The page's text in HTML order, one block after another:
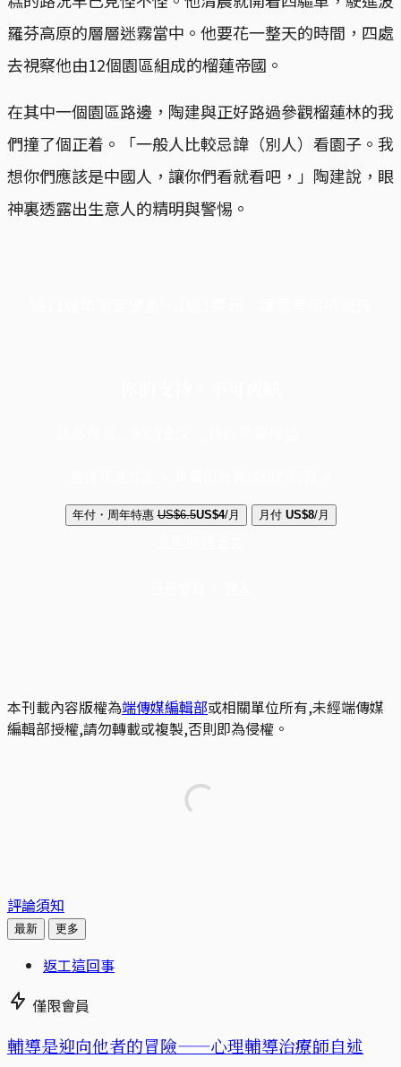
羅芬高原的層層迷霧當中。他要花一整天的時間，四處
去視察他由12個園區組成的榴蓮帝國。
在其中一個園區路邊，陶建與正好路過參觀榴蓮林的我
們撞了個正着。「一般人比較忌諱（別人）看園子。我
想你們應該是中國人，讓你們看就看吧，」陶建說，眼
神裏透露出生意人的精明與警惕。
年付・周年特惠 US$6.5US$4/月 月付 US$8/月
本刊載內容版權為端傳媒編輯部或相關單位所有,未經端傳媒
編輯部授權,請勿轉載或複製,否則即為侵權。
評論須知
最新 更多
返工這回事
僅限會員
輔導是迎向他者的冒險——心理輔導治療師自述